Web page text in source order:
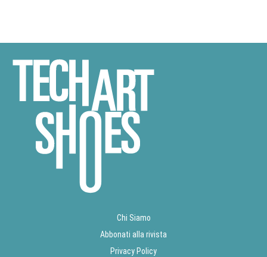
Chi Siamo
Abbonati alla rivista
Privacy Policy